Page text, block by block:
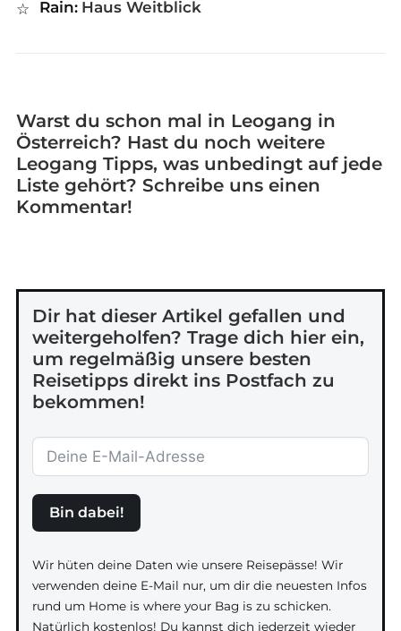
Rain: Haus Weitblick
Warst du schon mal in Leogang in
Österreich? Hast du noch weitere
Leogang Tipps, was unbedingt auf jede
Liste gehört? Schreibe uns einen
Kommentar!
Dir hat dieser Artikel gefallen und
weitergeholfen? Trage dich hier ein,
um regelmäßig unsere besten
Reisetipps direkt ins Postfach zu
bekommen!
Bin dabei!
Wir hüten deine Daten wie unsere Reisepässe! Wir
verwenden deine E-Mail nur, um dir die neuesten Infos
rund um Home is where your Bag is zu schicken.
Natürlich kostenlos! Du kannst dich jederzeit wieder